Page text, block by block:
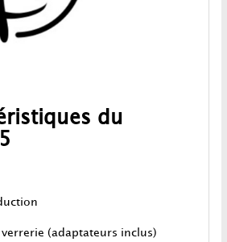
du
(adaptateurs inclus)